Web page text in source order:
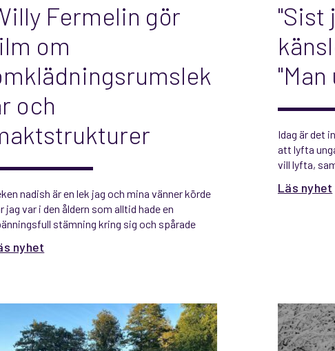
Fermelin gör
om
och
nadish är en lek jag och mina vänner körde
jag var i den åldern som alltid hade en
stämning kring sig och spårade
nyhet
"Sist
"Man
Idag är det
att lyfta
vill lyfta,
Läs nyhet